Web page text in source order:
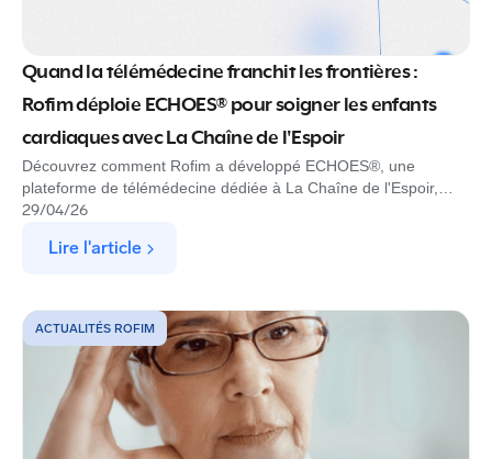
Quand la télémédecine franchit les frontières :
Rofim déploie ECHOES® pour soigner les enfants
cardiaques avec La Chaîne de l'Espoir
Découvrez comment Rofim a développé ECHOES®, une
plateforme de télémédecine dédiée à La Chaîne de l'Espoir,
pour permettre à des spécialistes de diagnostiquer à distance
ressources limitées.
29/04/26
Lire l'article
ACTUALITÉS ROFIM